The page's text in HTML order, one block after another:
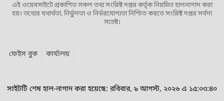
এই ওয়েবসাইটে প্রকাশিত সকল তথ্য সংশ্লিষ্ট দপ্তর কর্তৃক নিয়মিত হালনাগাদ করা
হয়। তথ্যের যথার্থতা, নির্ভুলতা ও নির্ভরযোগ্যতা নিশ্চিত করতে সংশ্লিষ্ট দপ্তর সর্বদা
সচেষ্ট।
ফেইস বুক কার্যালয়
সাইটটি শেষ হাল-নাগাদ করা হয়েছে: রবিবার, ৯ আগস্ট, ২০২৬ এ ১৫:০৩:৪০